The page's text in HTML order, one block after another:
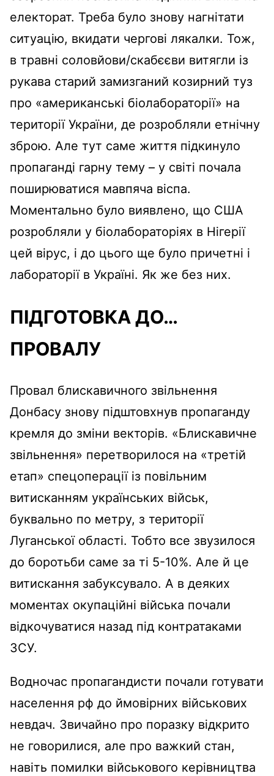
електорат. Треба було знову нагнітати
ситуацію, вкидати чергові лякалки. Тож,
в травні соловйови/скабєєви витягли із
рукава старий замизганий козирний туз
про «американські біолабораторії» на
території України, де розробляли етнічну
зброю. Але тут саме життя підкинуло
пропаганді гарну тему – у світі почала
поширюватися мавпяча віспа.
Моментально було виявлено, що США
розробляли у біолабораторіях в Нігерії
цей вірус, і до цього ще було причетні і
лабораторії в Україні. Як же без них.
ПІДГОТОВКА ДО…
ПРОВАЛУ
Провал блискавичного звільнення
Донбасу знову підштовхнув пропаганду
кремля до зміни векторів. «Блискавичне
звільнення» перетворилося на «третій
етап» спецоперації із повільним
витисканням українських військ,
буквально по метру, з території
Луганської області. Тобто все звузилося
до боротьби саме за ті 5-10%. Але й це
витискання забуксувало. А в деяких
моментах окупаційні війська почали
відкочуватися назад під контратаками
ЗСУ.
Водночас пропагандисти почали готувати
населення рф до ймовірних військових
невдач. Звичайно про поразку відкрито
не говорилися, але про важкий стан,
навіть помилки військового керівництва